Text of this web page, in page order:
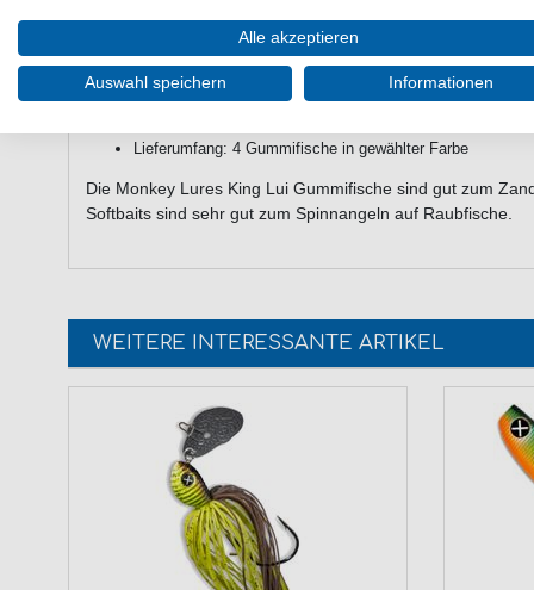
schlanke Körperform
großer Schaufelschwanz
sehr flexibel durch Einsparungen am Bauch
große Augen
Lieferumfang: 4 Gummifische in gewählter Farbe
Die Monkey Lures King Lui Gummifische sind gut zum
Softbaits sind sehr gut zum Spinnangeln auf Raubfische.
WEITERE INTERESSANTE ARTIKEL
Alle akzeptieren
Auswahl speichern Informationen